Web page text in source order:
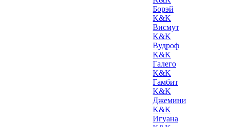
Борэй
K&K
Висмут
K&K
Вудроф
K&K
Галего
K&K
Гамбит
K&K
Джемини
K&K
Игуана